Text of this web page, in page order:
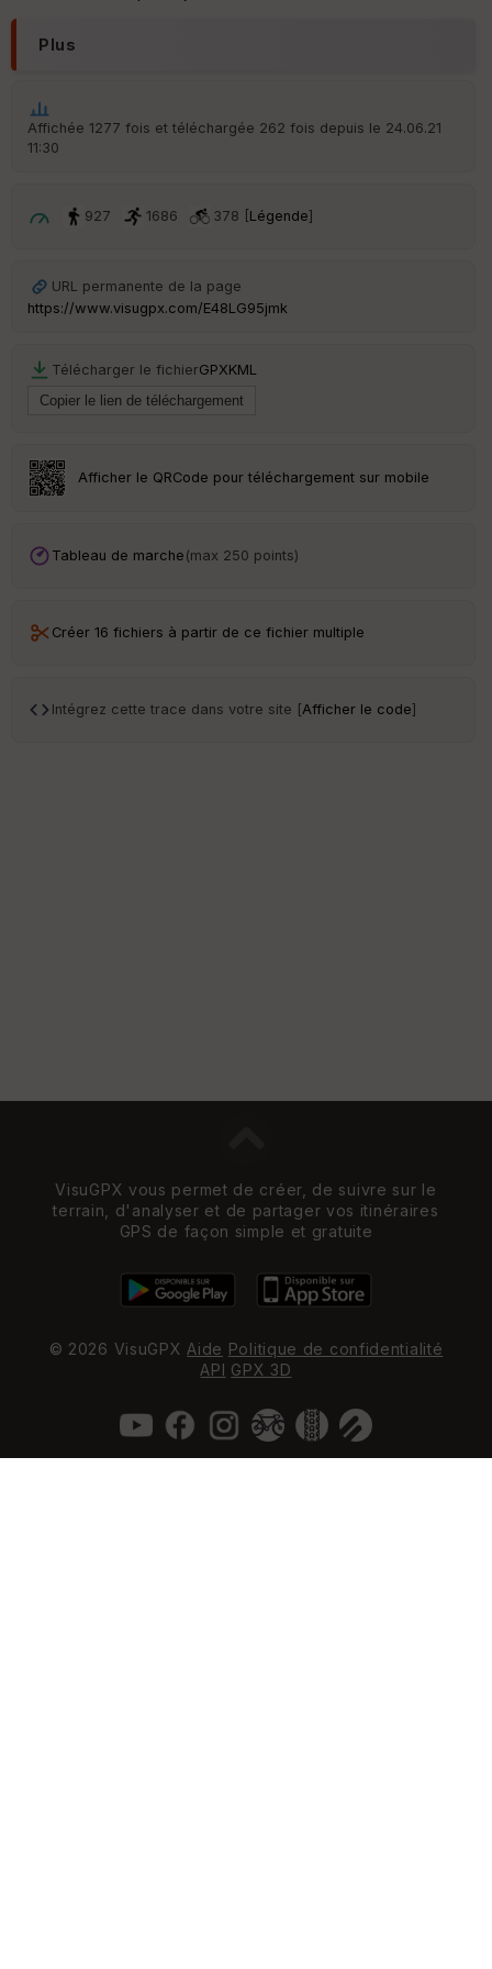
S
Plus
Affichée 1277 fois et téléchargée 262 fois depuis le 24.06.21
11:30
927 1686 378 [Légende]
URL permanente de la page
https://www.visugpx.com/E48LG95jmk
Télécharger le fichierGPXKML
Afficher le QRCode pour téléchargement sur mobile
Tableau de marche (max 250 points)
Créer 16 fichiers à partir de ce fichier multiple
Intégrez cette trace dans votre site [Afficher le code]
VisuGPX vous permet de créer, de suivre sur le
terrain, d'analyser et de partager vos itinéraires
GPS de façon simple et gratuite
© 2026 VisuGPX Aide Politique de confidentialité
API GPX 3D